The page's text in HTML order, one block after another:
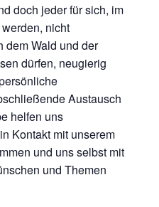
doch jeder für sich, im
nicht
dem Wald und der
dürfen, neugierig
Austausch
helfen uns
Kontakt mit unserem
und uns selbst mit
und Themen